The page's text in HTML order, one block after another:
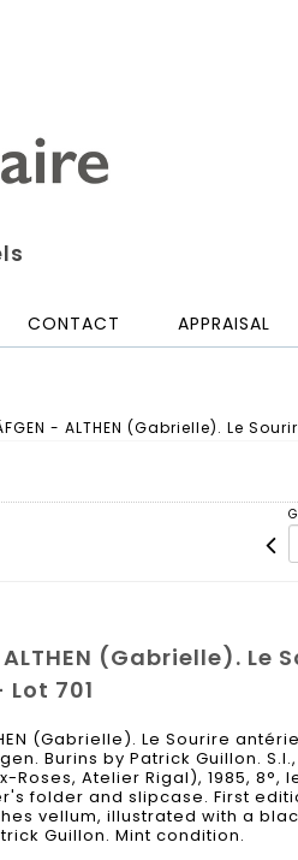
CONTACT APPRAISAL
- ALTHEN (Gabrielle). Le
ALTHEN (Gabrielle). Le
701
(Gabrielle). Le Sourire
Burins by Patrick Guillon.
Roses, Atelier Rigal), 1985, 8°,
folder and slipcase. First
vellum, illustrated with a
Guillon. Mint condition.